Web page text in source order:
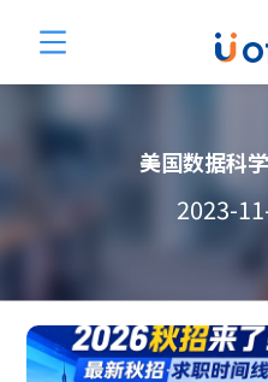
美国数据科
2023-